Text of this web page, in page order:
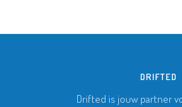
DRIFTED
Drifted is jouw partner